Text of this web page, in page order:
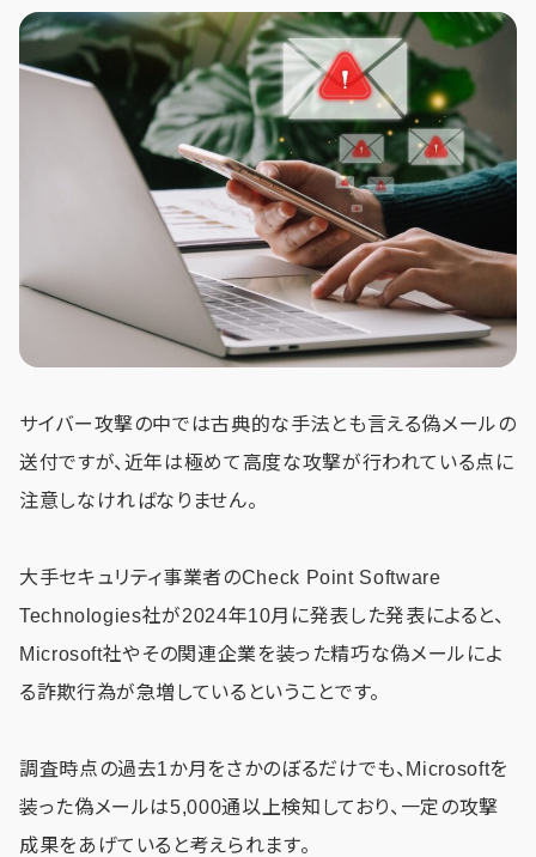
サイバー攻撃の中では古典的な手法とも言える偽メールの
送付ですが、近年は極めて高度な攻撃が行われている点に
注意しなければなりません。
大手セキュリティ事業者のCheck Point Software
Technologies社が2024年10月に発表した発表によると、
Microsoft社やその関連企業を装った精巧な偽メールによ
る詐欺行為が急増しているということです。
調査時点の過去1か月をさかのぼるだけでも、Microsoftを
装った偽メールは5,000通以上検知しており、一定の攻撃
成果をあげていると考えられます。